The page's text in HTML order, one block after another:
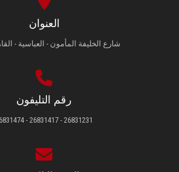
العنوان
شارع الخليفة المأمون - العباسية -
رقم التليفون
26831231 - 26831417 - 26831474